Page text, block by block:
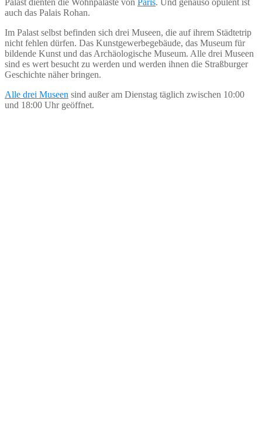
Palast dienten die Wohnpaläste von Paris. Und genauso opulent ist
auch das Palais Rohan.
Im Palast selbst befinden sich drei Museen, die auf ihrem Städtetrip
nicht fehlen dürfen. Das Kunstgewerbegebäude, das Museum für
bildende Kunst und das Archäologische Museum. Alle drei Museen
sind es wert besucht zu werden und werden ihnen die Straßburger
Geschichte näher bringen.
Alle drei Museen sind außer am Dienstag täglich zwischen 10:00
und 18:00 Uhr geöffnet.